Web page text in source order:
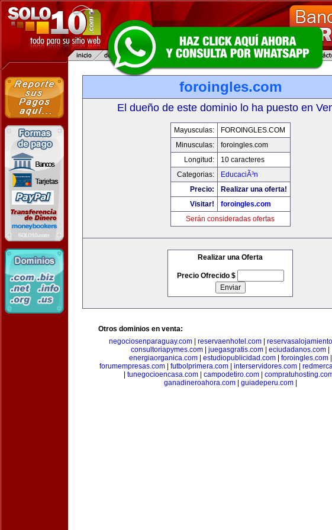
foroingles.com
El dueño de este dominio lo ha puesto en
Mayusculas:
FOROINGLES.COM
Minusculas:
foroingles.com
Longitud:
10 caracteres
Categorias:
EducaciÃ³n
Precio:
Realizar una oferta!
Visitar!
foroingles.com
Serán consideradas ofertas
Realizar una Oferta
Precio Ofrecido $
Otros dominios en venta:
negociosenparaguay.com
reservaenhotel.com
consultoriapymes.com
juegasgratis.com eciudadanos.com
energiaorganica.com| estudiopublicidad.com| foroingles.com|
forumempresas.com
futbolprimera.com interservidores.com
tunegocioencasa.com| campodetiro.com|
ganadineroahora.com| guiadeperu.com|